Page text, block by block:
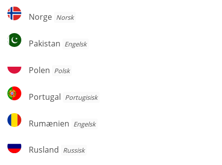
Norge
Norge Norsk
Pakistan
Pakistan Engelsk
Polen
Polen Polsk
Portugal
Portugal Portugisisk
Rumænien
Rumænien Engelsk
Rusland
Rusland Russisk